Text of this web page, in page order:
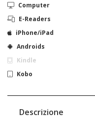
Computer
E-Readers
iPhone/iPad
Androids
Kindle
Kobo
Descrizione